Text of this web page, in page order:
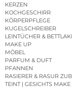
KERZEN
KOCHGESCHIRR
KÖRPERPFLEGE
KUGELSCHREIBER
LEINTÜCHER &
MAKE UP
MÖBEL
PARFUM & DUFT
PFANNEN
RASIERER & RASUR
TEINT | GESICHTS